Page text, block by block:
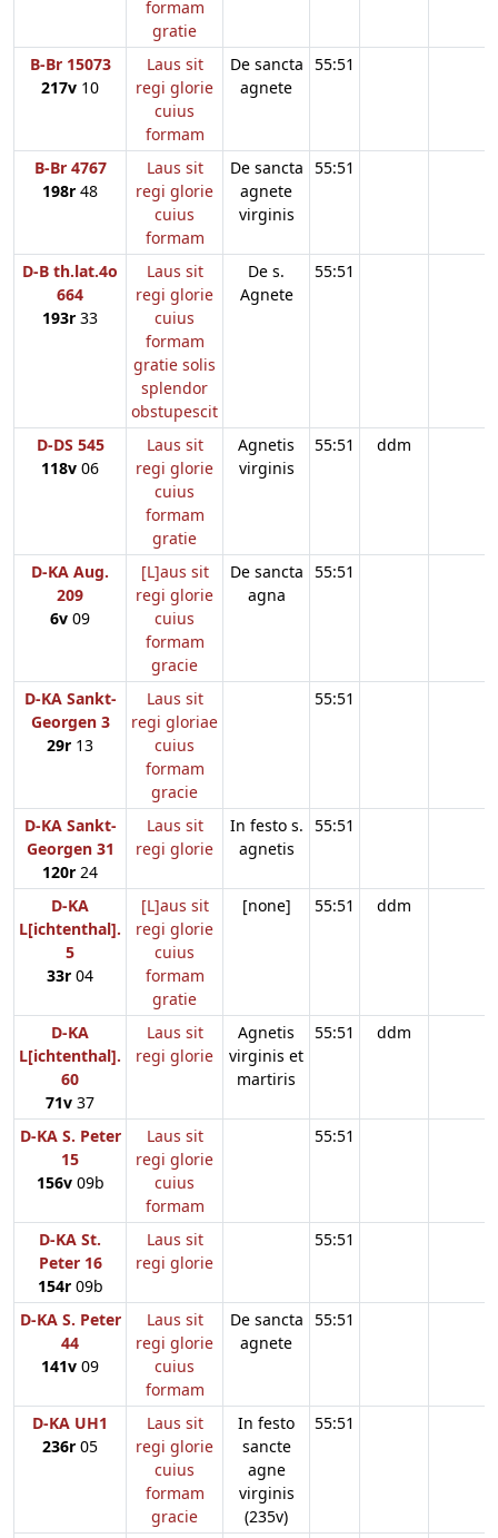
formam
gratie
B-Br 15073
217v 10
Laus sit
regi glorie
cuius
formam
De sancta
agnete
55:51
B-Br 4767
198r 48
Laus sit
regi glorie
cuius
formam
De sancta
agnete
virginis
55:51
D-B th.lat.4o
664
193r 33
Laus sit
regi glorie
cuius
formam
gratie solis
splendor
obstupescit
De s.
Agnete
55:51
D-DS 545
118v 06
Laus sit
regi glorie
cuius
formam
gratie
Agnetis
virginis
55:51 ddm
D-KA Aug.
209
6v 09
[L]aus sit
regi glorie
cuius
formam
gracie
De sancta
agna
55:51
D-KA Sankt-
Georgen 3
29r 13
Laus sit
regi gloriae
cuius
formam
gracie
55:51
D-KA Sankt-
Georgen 31
120r 24
Laus sit
regi glorie
In festo s.
agnetis
55:51
D-KA
L[ichtenthal].
5
33r 04
[L]aus sit
regi glorie
cuius
formam
gratie
[none] 55:51 ddm
D-KA
L[ichtenthal].
60
71v 37
Laus sit
regi glorie
Agnetis
virginis et
martiris
55:51 ddm
D-KA S. Peter
15
156v09b
Laus sit
regi glorie
cuius
formam
55:51
D-KA St.
Peter 16
154r09b
Laus sit
regi glorie
55:51
D-KA S. Peter
44
141v 09
Laus sit
regi glorie
cuius
formam
De sancta
agnete
55:51
D-KA UH1
236r 05
Laus sit
regi glorie
cuius
formam
gracie
In festo
sancte
agne
virginis
(235v)
55:51